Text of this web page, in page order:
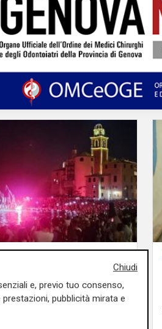
di luce
spiaggia piena
dei lumini
Chiudi
e, previo tuo consenso,
pubblicità mirata e